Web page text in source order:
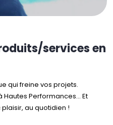
services en
qui freine vos projets.
Hautes Performances… Et
au quotidien !